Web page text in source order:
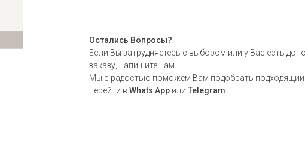
Остались Вопросы?
Если Вы затрудняетесь с выбором или у Вас есть
заказу, напишите нам.
Мы с радостью поможем Вам подобрать подходящий
перейти в Whats App или Telegram